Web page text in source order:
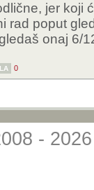
jer koji
rad poput
onaj 6/
0
-